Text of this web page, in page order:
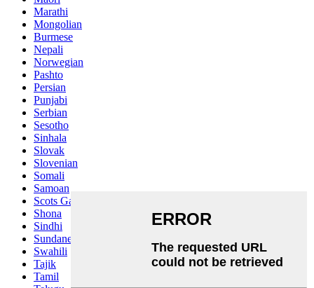
Marathi
Mongolian
Burmese
Nepali
Norwegian
Pashto
Persian
Punjabi
Serbian
Sesotho
Sinhala
Slovak
Slovenian
Somali
Samoan
Scots Gaelic
Shona
Sindhi
Sundanese
Swahili
Tajik
Tamil